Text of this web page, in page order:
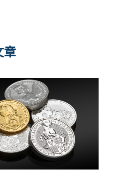
章